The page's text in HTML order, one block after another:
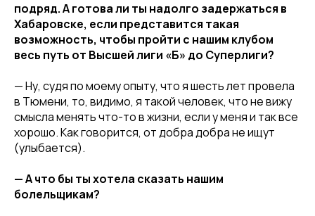
подряд. А готова ли ты надолго задержаться в
Хабаровске, если представится такая
возможность, чтобы пройти с нашим клубом
весь путь от Высшей лиги «Б» до Суперлиги?
— Ну, судя по моему опыту, что я шесть лет провела
в Тюмени, то, видимо, я такой человек, что не вижу
смысла менять что-то в жизни, если у меня и так все
хорошо. Как говорится, от добра добра не ищут
(улыбается).
— А что бы ты хотела сказать нашим
болельщикам?
Партнёры клуба
Магазин атрибутики
2025-2026 Высшая лига «А»
2025-2026 Высшая лига «Б»
2026 Кубок России
Архив соревнований